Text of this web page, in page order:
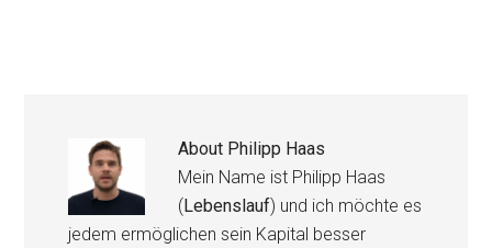
About Philipp Haas
Mein Name ist Philipp Haas
(Lebenslauf) und ich möchte es
jedem ermöglichen sein Kapital besser